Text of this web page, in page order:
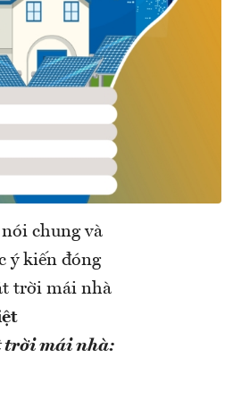
chung và
ý kiến đóng
trời mái nhà
trời mái nhà: